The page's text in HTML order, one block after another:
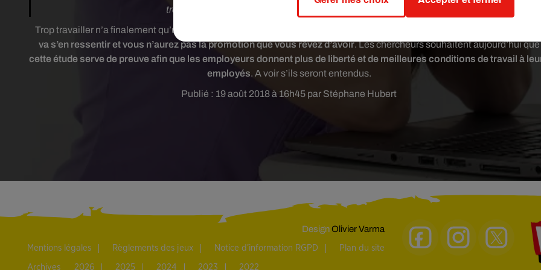
Publié : 19 août 2018 à 16h45 par Stéphane Hubert
travail, ne prédisait aucun résultat positif pour les employés
Trop travailler n’a finalement qu’une conséquence :
va s’en ressentir et vous n’aurez pas la promotion que vous rêvez d’avoir. Les chercheurs souhaitent aujourd’hui que
cette étude serve de preuve afin que les employeurs donnent plus de liberté et de meilleures conditions de travail à
employés. A voir s’ils seront entendus.
DesignOlivier Varma
Mentions légales Règlements des jeux Notice d’information RGPD Plan du site
Archives 2026 2025 2024 2023 2022